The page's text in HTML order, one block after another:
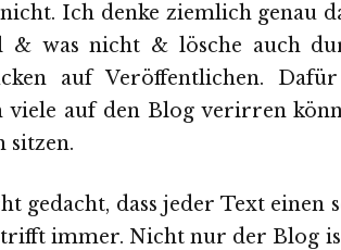
Ich denke ziemlich genau
& was nicht & lösche auch
auf Veröffentlichen.
viele auf den Blog verirren
sitzen.
gedacht, dass jeder Text einen
immer. Nicht nur der Blog